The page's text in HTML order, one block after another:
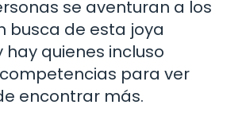
se aventuran a los
busca de esta joya
hay quienes incluso
para ver
encontrar más.